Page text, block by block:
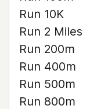
Run 10K
Run 2 Miles
Run 200m
Run 400m
Run 500m
Run 800m